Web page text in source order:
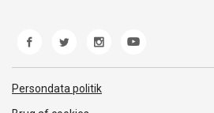
Fejl/Mangler
Fragt og levering
Persondata politik